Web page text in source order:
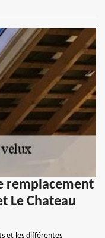
remplacement
Le Chateau
et les différentes